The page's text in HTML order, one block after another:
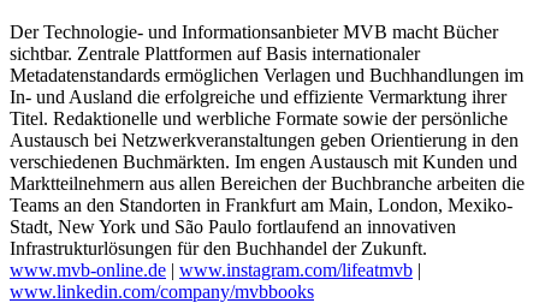
Der Technologie- und Informationsanbieter MVB macht Bücher
sichtbar. Zentrale Plattformen auf Basis internationaler
Metadatenstandards ermöglichen Verlagen und Buchhandlungen im
In- und Ausland die erfolgreiche und effiziente Vermarktung ihrer
Titel. Redaktionelle und werbliche Formate sowie der persönliche
Austausch bei Netzwerkveranstaltungen geben Orientierung in den
verschiedenen Buchmärkten. Im engen Austausch mit Kunden und
Marktteilnehmern aus allen Bereichen der Buchbranche arbeiten die
Teams an den Standorten in Frankfurt am Main, London, Mexiko-
Stadt, New York und São Paulo fortlaufend an innovativen
Infrastrukturlösungen für den Buchhandel der Zukunft.
www.mvb-online.de | www.instagram.com/lifeatmvb |
www.linkedin.com/company/mvbbooks